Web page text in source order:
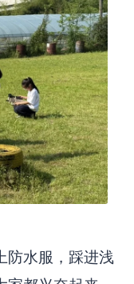
防水服，踩进浅